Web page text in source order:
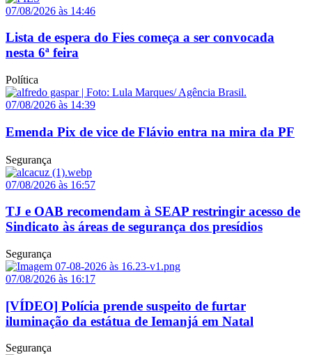
07/08/2026 às 14:46
Lista de espera do Fies começa a ser convocada
nesta 6ª feira
Política
07/08/2026 às 14:39
Emenda Pix de vice de Flávio entra na mira da PF
Segurança
07/08/2026 às 16:57
TJ e OAB recomendam à SEAP restringir acesso de
Sindicato às áreas de segurança dos presídios
Segurança
07/08/2026 às 16:17
[VÍDEO] Polícia prende suspeito de furtar
iluminação da estátua de Iemanjá em Natal
Segurança